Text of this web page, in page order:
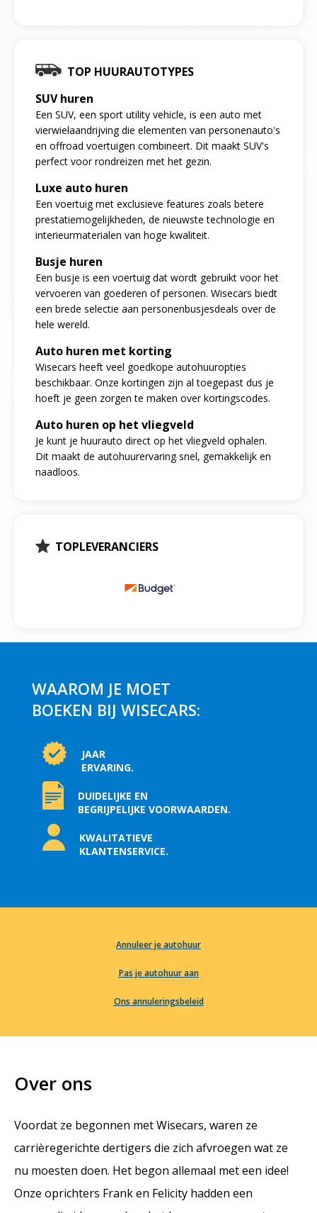
TOP HUURAUTOTYPES
SUV huren
Een SUV, een sport utility vehicle, is een auto met
vierwielaandrijving die elementen van personenauto's
en offroad voertuigen combineert. Dit maakt SUV's
perfect voor rondreizen met het gezin.
Luxe auto huren
Een voertuig met exclusieve features zoals betere
prestatiemogelijkheden, de nieuwste technologie en
interieurmaterialen van hoge kwaliteit.
Busje huren
Een busje is een voertuig dat wordt gebruikt voor het
vervoeren van goederen of personen. Wisecars biedt
een brede selectie aan personenbusjesdeals over de
hele wereld.
Auto huren met korting
Wisecars heeft veel goedkope autohuuropties
beschikbaar. Onze kortingen zijn al toegepast dus je
hoeft je geen zorgen te maken over kortingscodes.
Auto huren op het vliegveld
Je kunt je huurauto direct op het vliegveld ophalen.
Dit maakt de autohuurervaring snel, gemakkelijk en
naadloos.
TOPLEVERANCIERS
WAAROM JE MOET
BOEKEN BIJ WISECARS:
JAAR
ERVARING.
DUIDELIJKE EN
BEGRIJPELIJKE VOORWAARDEN.
KWALITATIEVE
KLANTENSERVICE.
Annuleer je autohuur
Pas je autohuur aan
Ons annuleringsbeleid
Over ons
Voordat ze begonnen met Wisecars, waren ze
carrièregerichte dertigers die zich afvroegen wat ze
nu moesten doen. Het begon allemaal met een idee!
Onze oprichters Frank en Felicity hadden een